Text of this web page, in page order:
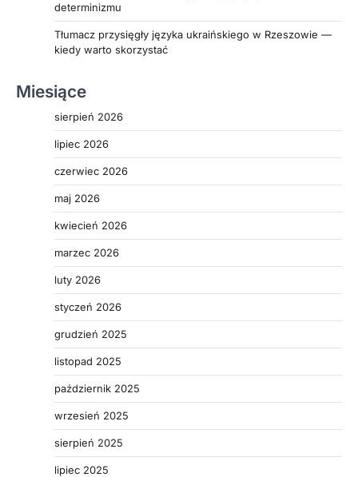
determinizmu
Tłumacz przysięgły języka ukraińskiego w Rzeszowie —
kiedy warto skorzystać
Miesiące
sierpień 2026
lipiec 2026
czerwiec 2026
maj 2026
kwiecień 2026
marzec 2026
luty 2026
styczeń 2026
grudzień 2025
listopad 2025
październik 2025
wrzesień 2025
sierpień 2025
lipiec 2025